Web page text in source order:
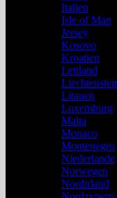
Italien
Isle of Man
Jersey
Kosovo
Kroatien
Lettland
Litauen
Luxemburg
Malta
Monaco
Montenegro
Niederlande
Norwegen
Nordirland